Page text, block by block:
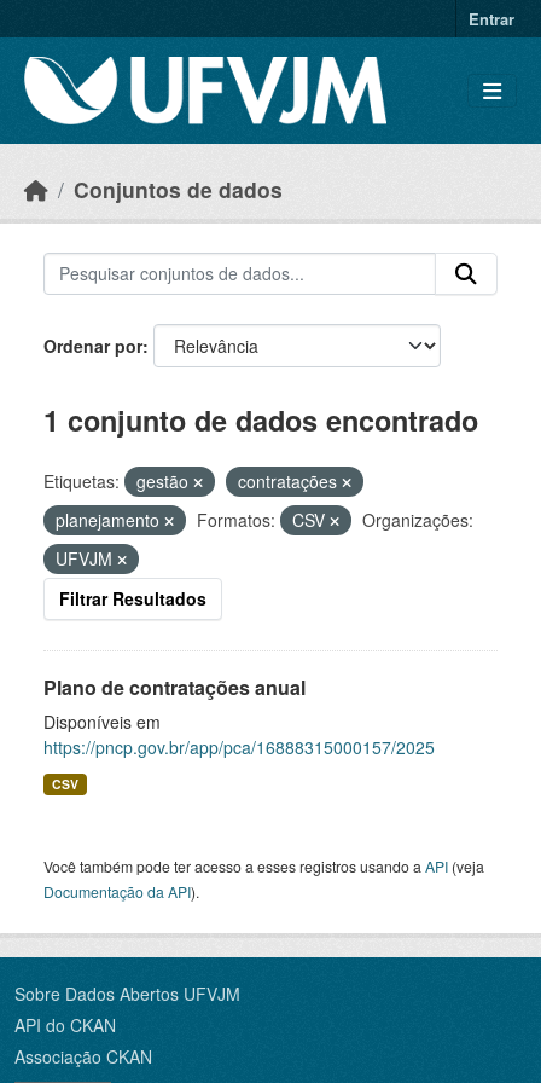
Entrar
Conjuntos de dados
Ordenar por
1 conjunto de dados encontrado
Etiquetas: gestão
contratações
planejamento
Formatos: CSV
Organizações:
UFVJM
Filtrar Resultados
Plano de contratações anual
Disponíveis em
https://pncp.gov.br/app/pca/16888315000157/2025
CSV
Você também pode ter acesso a esses registros usando a API (veja
Documentação da API).
Sobre Dados Abertos UFVJM
API do CKAN
Associação CKAN